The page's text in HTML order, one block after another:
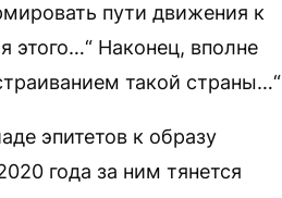
пути движения к
этого…“ Наконец, вполне
такой страны…“
эпитетов к образу
года за ним тянется